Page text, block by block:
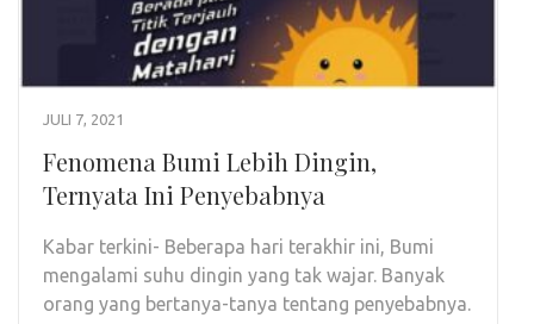
JULI 7, 2021
Fenomena Bumi Lebih Dingin,
Ternyata Ini Penyebabnya
Kabar terkini- Beberapa hari terakhir ini, Bumi
mengalami suhu dingin yang tak wajar. Banyak
orang yang bertanya-tanya tentang penyebabnya.